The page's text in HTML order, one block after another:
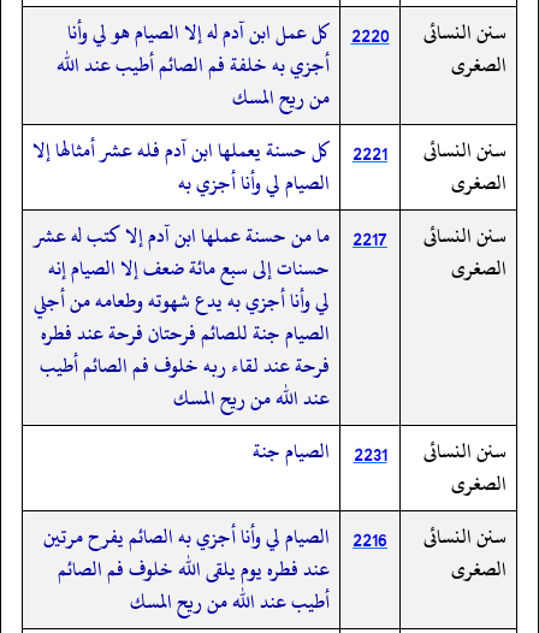
سنن النسائى
الصغرى
2220 كل عمل ابن آدم له إلا الصيام هو لي وأنا
أجزي به خلفة فم الصائم أطيب عند الله
من ريح المسك
سنن النسائى
الصغرى
2221 كل حسنة يعملها ابن آدم فله عشر أمثالها إلا
الصيام لي وأنا أجزي به
سنن النسائى
الصغرى
2217 ما من حسنة عملها ابن آدم إلا كتب له عشر
حسنات إلى سبع مائة ضعف إلا الصيام إنه
لي وأنا أجزي به يدع شهوته وطعامه من أجلي
الصيام جنة للصائم فرحتان فرحة عند فطره
فرحة عند لقاء ربه خلوف فم الصائم أطيب
عند الله من ريح المسك
سنن النسائى
الصغرى
2231 الصيام جنة
سنن النسائى
الصغرى
2216
الصيام لي وأنا أجزي به الصائم يفرح مرتين
عند فطره يوم يلقى الله خلوف فم الصائم
أطيب عند الله من ريح المسك